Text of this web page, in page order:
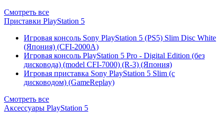
Смотреть все
Приставки PlayStation 5
Игровая консоль Sony PlayStation 5 (PS5) Slim Disc White
(Япония) (CFI-2000A)
Игровая консоль PlayStation 5 Pro - Digital Edition (без
дисковода) (model CFI-7000) (R-3) (Япония)
Игровая приставка Sony PlayStation 5 Slim (с
дисководом) (GameReplay)
Смотреть все
Аксессуары PlayStation 5